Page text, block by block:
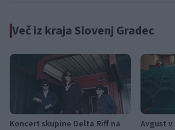
Več iz kraja Slovenj Gradec
Koncert skupine Delta Riff na
Avgust